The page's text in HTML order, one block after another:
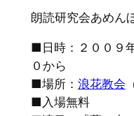
朗読研究会あめ
■日時：２００９
０から
■場所： 浪花教会
■入場無料